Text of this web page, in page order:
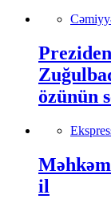
özünün
il